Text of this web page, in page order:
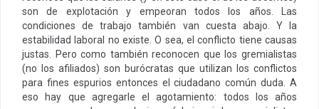
son de explotación y empeoran todos los años. Las
condiciones de trabajo también van cuesta abajo. Y la
estabilidad laboral no existe. O sea, el conflicto tiene causas
justas. Pero como también reconocen que los gremialistas
(no los afiliados) son burócratas que utilizan los conflictos
para fines espurios entonces el ciudadano común duda. A
eso hay que agregarle el agotamiento: todos los años